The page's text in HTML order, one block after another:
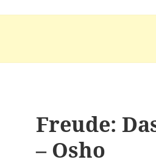
Freude:
– Osho